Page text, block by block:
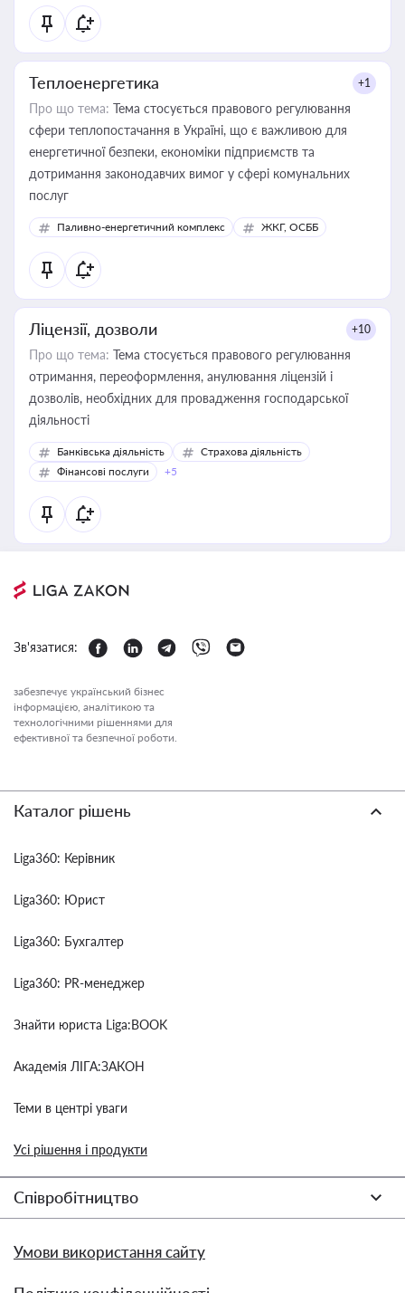
Теплоенергетика +1
Про що тема: Тема стосується правового регулювання
сфери теплопостачання в Україні, що є важливою для
енергетичної безпеки, економіки підприємств та
дотримання законодавчих вимог у сфері комунальних
послуг
Паливно-енергетичний комплекс ЖКГ, ОСББ
Ліцензії, дозволи +10
Про що тема: Тема стосується правового регулювання
отримання, переоформлення, анулювання ліцензій і
дозволів, необхідних для провадження господарської
діяльності
Банківська діяльність
Страхова діяльність
Фінансові послуги
+5
Зв'язатися:
забезпечує український бізнес
інформацією, аналітикою та
технологічними рішеннями для
ефективної та безпечної роботи.
Каталог рішень
Liga360: Керівник
Liga360: Юрист
Liga360: Бухгалтер
Liga360: PR-менеджер
Знайти юриста Liga:BOOK
Академія ЛІГА:ЗАКОН
Теми в центрі уваги
Усі рішення і продукти
Співробітництво
Умови використання сайту